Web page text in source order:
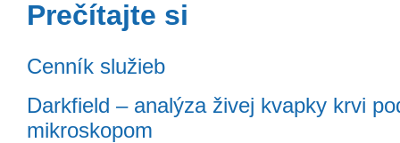
Prečítajte si
Cenník služieb
Darkfield – analýza živej kvapky krvi
mikroskopom